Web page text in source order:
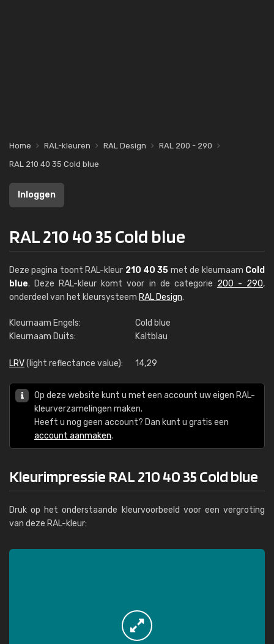
Home RAL-kleuren RAL Design
RAL 200 - 290
RAL 210 40 35 Cold blue
Inloggen
RAL 210 40 35 Cold blue
Deze pagina toont RAL-kleur 210 40 35 met de kleurnaam Cold
blue. Deze RAL-kleur komt voor in de categorie 200 - 290,
onderdeel van het kleursysteem RAL Design.
Kleurnaam Engels:
Cold blue
Kleurnaam Duits:
Kaltblau
LRV(light reflectance value): 14,29
Op deze website kunt u met een account uw eigen RAL-
kleurverzamelingen maken.
Heeft u nog geen account? Dan kunt u gratis een
account aanmaken.
Kleurimpressie RAL 210 40 35 Cold blue
Druk op het onderstaande kleurvoorbeeld voor een vergroting
van deze RAL-kleur: